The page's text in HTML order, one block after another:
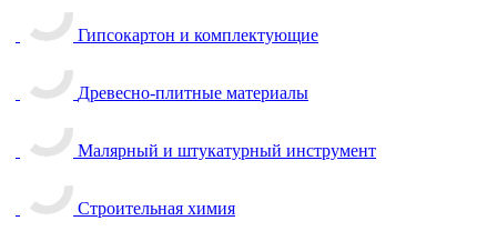
Гипсокартон и комплектующие
Древесно-плитные материалы
Малярный и штукатурный инструмент
Строительная химия